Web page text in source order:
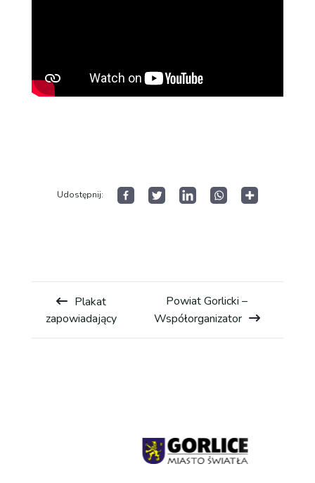
Dla Mediów
Wyniki GSMP
Kontakt
Udostępnij:
Plakat
zapowiadający
Powiat Gorlicki –
Współorganizator